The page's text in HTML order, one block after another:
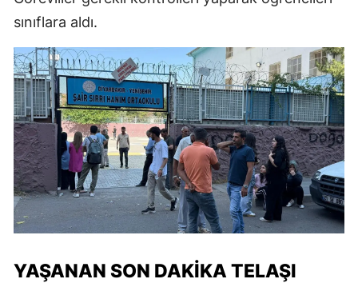
sınıflara aldı.
YAŞANAN SON DAKIKA TELAŞI